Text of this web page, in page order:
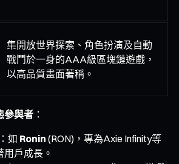
集開放世界探索、角色扮演及自動
戰鬥於一身的AAA級區塊鏈遊戲，
以高品質畫面著稱。
參與者 ：
：如 Ronin (RON)，專為Axie Infinity等
戶成長。